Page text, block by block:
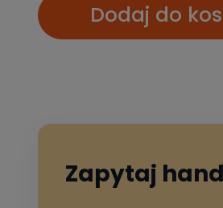
Dodaj do
Zapytaj